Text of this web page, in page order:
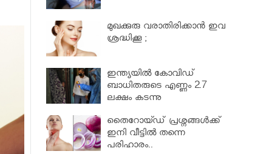
മുഖക്കുരു വരാതിരിക്കാന്‍ ഇവ
ശ്രദ്ധിക്കൂ ;
ഇന്ത്യയിൽ കോവിഡ്
ബാധിതരുടെ എണ്ണം 2.7
ലക്ഷം കടന്നു
തൈറോയ്ഡ് പ്രശ്നങ്ങൾക്ക്
ഇനി വീട്ടിൽ തന്നെ
പരിഹാരം..